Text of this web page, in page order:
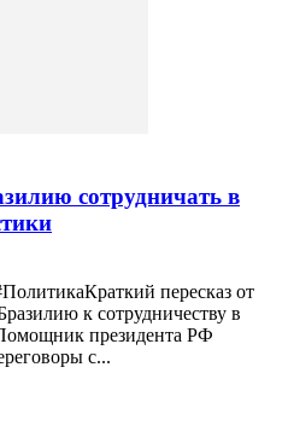
сотрудничать в
пересказ от
к сотрудничеству в
президента РФ
с...